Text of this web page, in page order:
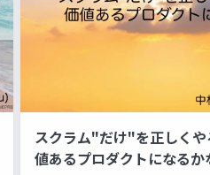
スクラム"だけ"を正しく
値あるプロダクトになるか